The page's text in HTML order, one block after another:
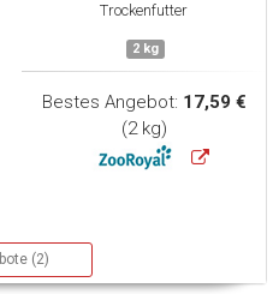
Trockenfutter
2 kg
Bestes Angebot: 17,59 €
(2 kg)
(2)